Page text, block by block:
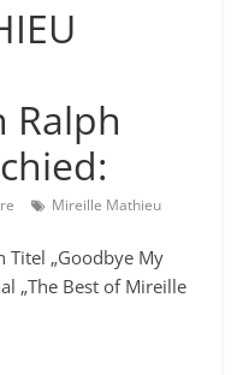
Ralph
Mireille Mathieu
Titel „Goodbye My
„The Best of Mireille